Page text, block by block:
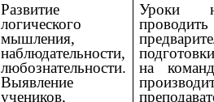
Развитие
логического
мышления,
наблюдательности,
любознательности.
Выявление
учеников,
Уроки
на